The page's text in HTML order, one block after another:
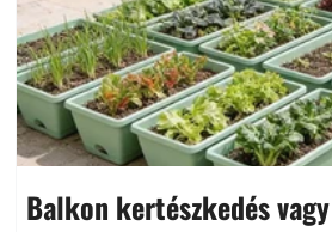
Balkon kertészkedés